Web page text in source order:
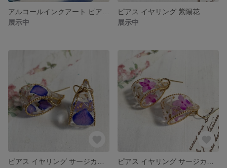
展示中
ピアス イヤリング 紫陽花
展示中